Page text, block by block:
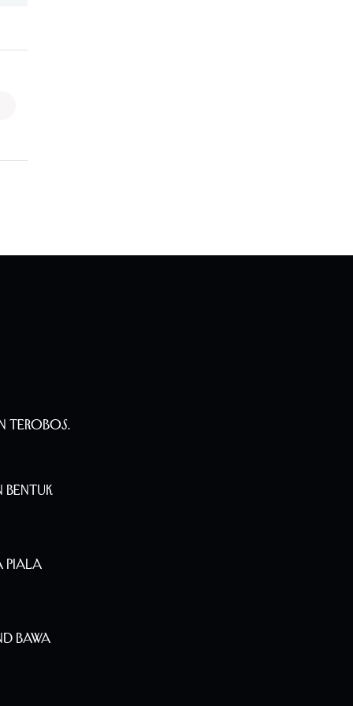
Terobos.
Bentuk
Piala
Bawa